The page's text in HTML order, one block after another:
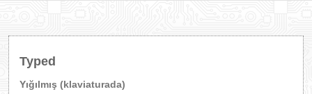
Typed
Yığılmış (klaviaturada)